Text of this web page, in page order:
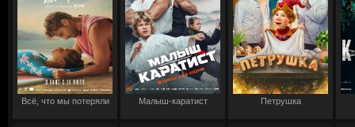
Всё, что мы потеряли Малыш-каратист Петрушка